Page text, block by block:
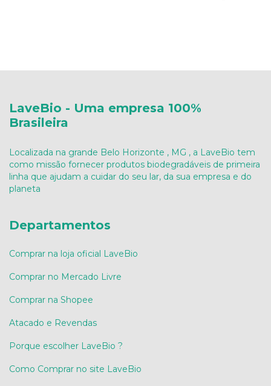
LaveBio - Uma empresa 100%
Brasileira
Localizada na grande Belo Horizonte , MG , a LaveBio tem
como missão fornecer produtos biodegradáveis de primeira
linha que ajudam a cuidar do seu lar, da sua empresa e do
planeta
Departamentos
Comprar na loja oficial LaveBio
Comprar no Mercado Livre
Comprar na Shopee
Atacado e Revendas
Porque escolher LaveBio ?
Como Comprar no site LaveBio